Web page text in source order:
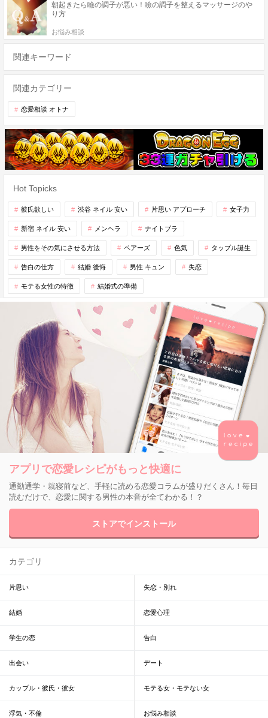
朝起きたら瞼の調子が悪い！瞼の調子を整えるマッサージのや
り方
お悩み相談
関連キーワード
関連カテゴリー
恋愛相談 オトナ
Hot Topicks
彼氏欲しい 渋谷 ネイル 安い 片思い アプローチ 女子力
新宿 ネイル 安い メンヘラ ナイトブラ
男性をその気にさせる方法 ペアーズ 色気 タップル誕生
告白の仕方 結婚 後悔 男性 キュン 失恋
モテる女性の特徴 結婚式の準備
アプリで恋愛レシピがもっと快適に
通勤通学・就寝前など、手軽に読める恋愛コラムが盛りだくさん！毎日
読むだけで、恋愛に関する男性の本音が全てわかる！？
ストアでインストール
カテゴリ
片思い 失恋・別れ
結婚 恋愛心理
学生の恋 告白
出会い デート
カップル・彼氏・彼女 モテる女・モテない女
浮気・不倫 お悩み相談